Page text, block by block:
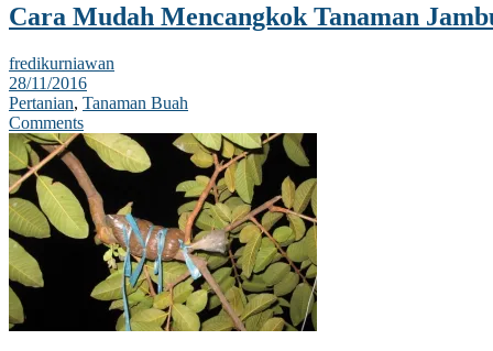
Cara Mudah Mencangkok Tanaman
fredikurniawan
28/11/2016
Pertanian, Tanaman Buah
Comments